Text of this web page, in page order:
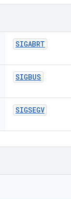
SIGABRT
SIGBUS
SIGSEGV